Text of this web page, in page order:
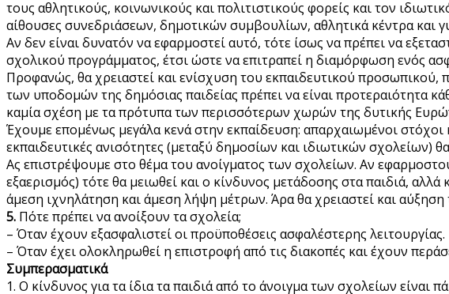
τους αθλητικούς, κοινωνικούς και πολιτιστικούς φορείς και τον
αίθουσες συνεδριάσεων, δημοτικών συμβουλίων, αθλητικά κέντρα και
Αν δεν είναι δυνατόν να εφαρμοστεί αυτό, τότε ίσως να πρέπει να
σχολικού προγράμματος, έτσι ώστε να επιτραπεί η διαμόρφωση ενός
Προφανώς, θα χρειαστεί και ενίσχυση του εκπαιδευτικού
των υποδομών της δημόσιας παιδείας πρέπει να είναι προτεραιότητα
καμία σχέση με τα πρότυπα των περισσότερων χωρών της δυτικής
Έχουμε επομένως μεγάλα κενά στην εκπαίδευση: απαρχαιωμένοι στόχοι
εκπαιδευτικές ανισότητες (μεταξύ δημοσίων και ιδιωτικών σχολείων)
Ας επιστρέψουμε στο θέμα του ανοίγματος των σχολείων. Αν
εξαερισμός) τότε θα μειωθεί και ο κίνδυνος μετάδοσης στα παιδιά,
άμεση ιχνηλάτηση και άμεση λήψη μέτρων. Άρα θα χρειαστεί και αύξηση
5. Πότε πρέπει να ανοίξουν τα σχολεία;
– Όταν έχουν εξασφαλιστεί οι προϋποθέσεις ασφαλέστερης λειτουργίας.
– Όταν έχει ολοκληρωθεί η επιστροφή από τις διακοπές και έχουν
Συμπερασματικά
1. Ο κίνδυνος για τα ίδια τα παιδιά από το άνοιγμα των σχολείων είναι